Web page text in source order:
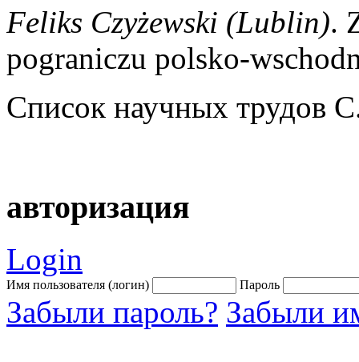
Feliks Czyżewski (Lublin).
pograniczu polsko-
Список научных трудов
авторизация
Login
Имя пользователя (логин) Пароль
Забыли пароль? Забыли